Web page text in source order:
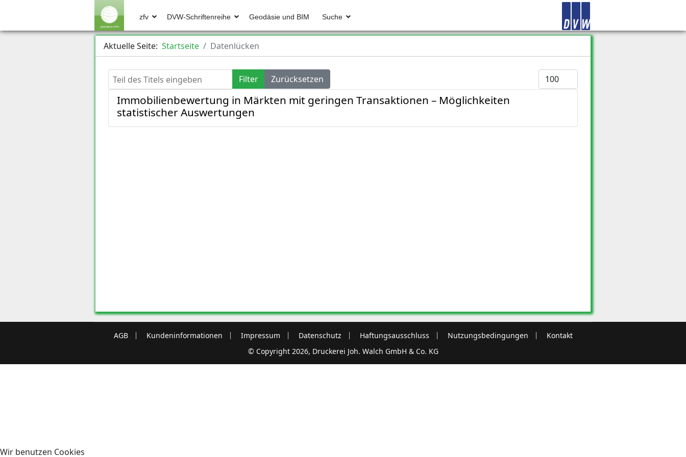
zfv DVW-Schriftenreihe Geodäsie und BIM Suche
Aktuelle Seite: Startseite Datenlücken
Teil des Titels eingeben Filter Zurücksetzen Anzeige #
Immobilienbewertung in Märkten mit geringen Transaktionen – Möglichkeiten
statistischer Auswertungen
AGB Kundeninformationen Impressum Datenschutz Haftungsausschluss Nutzungsbedingungen
Kontakt
© Copyright 2026, Druckerei Joh. Walch GmbH & Co. KG
Wir benutzen Cookies